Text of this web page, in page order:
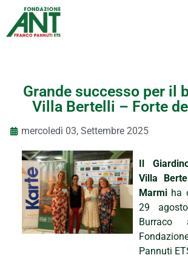
Grande successo per il
Villa Bertelli – Forte
mercoledì 03, Settembre 2025
Il
Villa
Marmi ha
29
Pannuti